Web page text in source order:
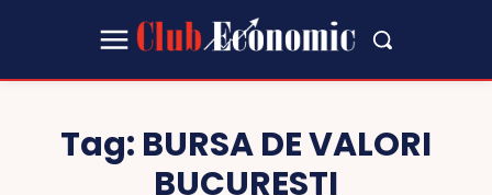
Tag: BURSA DE VALORI
BUCURESTI